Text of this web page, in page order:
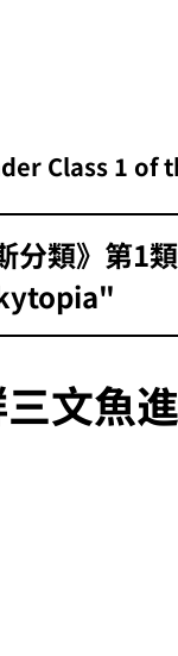
Class 1
分類》第1
文魚